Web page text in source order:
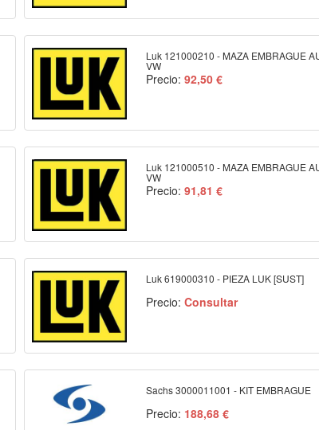
Luk 121000210 - MAZA EMBRAGUE
VW
Precio: 92,50 €
Luk 121000510 - MAZA EMBRAGUE
VW
Precio: 91,81 €
Luk 619000310 - PIEZA LUK [SUST]
Precio: Consultar
Sachs 3000011001 - KIT EMBRAGUE
Precio: 188,68 €